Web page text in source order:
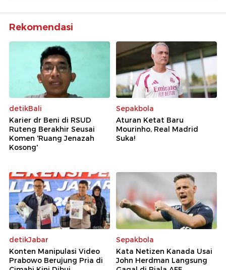
Rekomendasi
detikBali
Karier dr Beni di RSUD
Ruteng Berakhir Seusai
Komen 'Ruang Jenazah
Kosong'
Sepakbola
Aturan Ketat Baru
Mourinho, Real Madrid
Suka!
detikJabar
Konten Manipulasi Video
Prabowo Berujung Pria di
Sepakbola
Kata Netizen Kanada Usai
John Herdman Langsung